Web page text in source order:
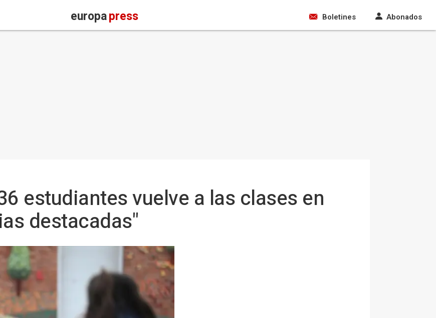
europapress Boletines Abonados
estudiantes vuelve a las clases en
destacadas"